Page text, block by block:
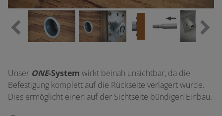
Unser ONE-System wirkt beinah unsichtbar, da die
Befestigung komplett auf die Rückseite verlagert wurde.
Dies ermöglicht einen auf der Sichtseite bündigen Einbau.